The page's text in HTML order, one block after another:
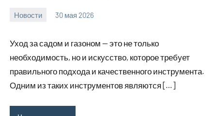
Новости 30 мая 2026
Уход за садом и газоном — это не только
необходимость, но и искусство, которое требует
правильного подхода и качественного инструмента.
Одним из таких инструментов являются […]